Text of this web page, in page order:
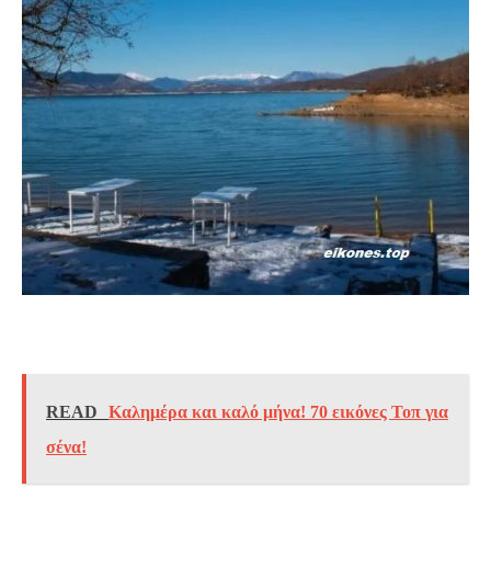
READ
Καλημέρα και καλό μήνα! 70 εικόνες Τοπ για
σένα!